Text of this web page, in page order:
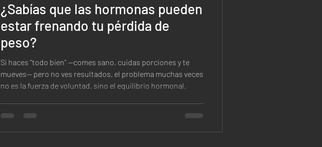
¿Sabías que las hormonas pueden
estar frenando tu pérdida de
peso?
Si haces “todo bien” —comes sano, cuidas porciones y te
mueves— pero no ves resultados, el problema muchas veces
no es la fuerza de voluntad, sino el equilibrio hormonal.